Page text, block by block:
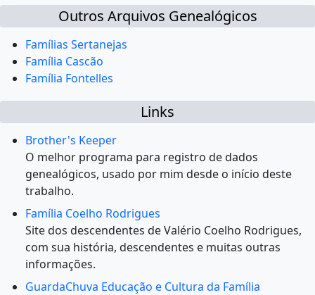
Outros Arquivos Genealógicos
Famílias Sertanejas
Família Cascão
Família Fontelles
Links
Brother's Keeper
O melhor programa para registro de dados
genealógicos, usado por mim desde o início deste
trabalho.
Família Coelho Rodrigues
Site dos descendentes de Valério Coelho Rodrigues,
com sua história, descendentes e muitas outras
informações.
GuardaChuva Educação e Cultura da Família